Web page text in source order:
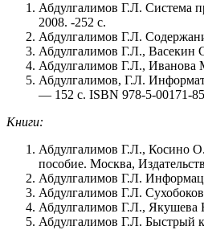
Абдулгалимов Г.Л. Система
2008. -252 с.
Абдулгалимов Г.Л.
Абдулгалимов Г.Л.,
Абдулгалимов Г.Л., Иванова
Абдулгалимов, Г.Л.
— 152 с. ISBN 978-5-00171-
Книги:
Абдулгалимов Г.Л., Косино
пособие. Москва,
Абдулгалимов Г.Л.
Абдулгалимов Г.Л.
Абдулгалимов Г.Л.,
Абдулгалимов Г.Л.